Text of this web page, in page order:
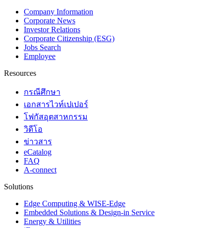
Company Information
Corporate News
Investor Relations
Corporate Citizenship (ESG)
Jobs Search
Employee
Resources
กรณีศึกษา
เอกสารไวท์เปเปอร์
โฟกัสอุตสาหกรรม
วิดีโอ
ข่าวสาร
eCatalog
FAQ
A-connect
Solutions
Edge Computing & WISE-Edge
Embedded Solutions & Design-in Service
Energy & Utilities